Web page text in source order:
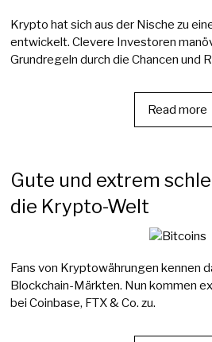
Krypto hat sich aus der Nische zu
entwickelt. Clevere Investoren
Grundregeln durch die Chancen und
Read more
Gute und extrem
die Krypto-Welt
Fans von Kryptowährungen kennen
Blockchain-Märkten. Nun kommen
bei Coinbase, FTX & Co. zu.